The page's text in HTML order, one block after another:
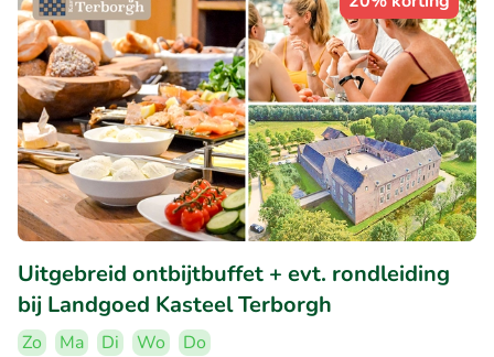
Uitgebreid ontbijtbuffet + evt. rondleiding
bij Landgoed Kasteel Terborgh
Zo Ma Di Wo
Do